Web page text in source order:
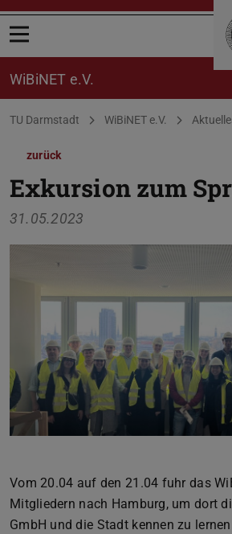
Menü öffnen
WiBiNET e.V.
Sie befinden sich hier:
TU Darmstadt WiBiNET e.V.
zurück
Exkursion zum
31.05.2023
Zurück
Vom 20.04 auf den 21.04 fuhr das
Mitgliedern nach Hamburg, um dort
GmbH und die Stadt kennen zu